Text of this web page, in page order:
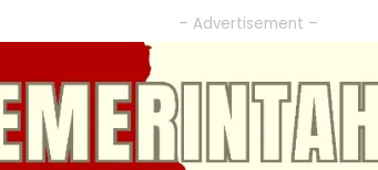
– Advertisement –